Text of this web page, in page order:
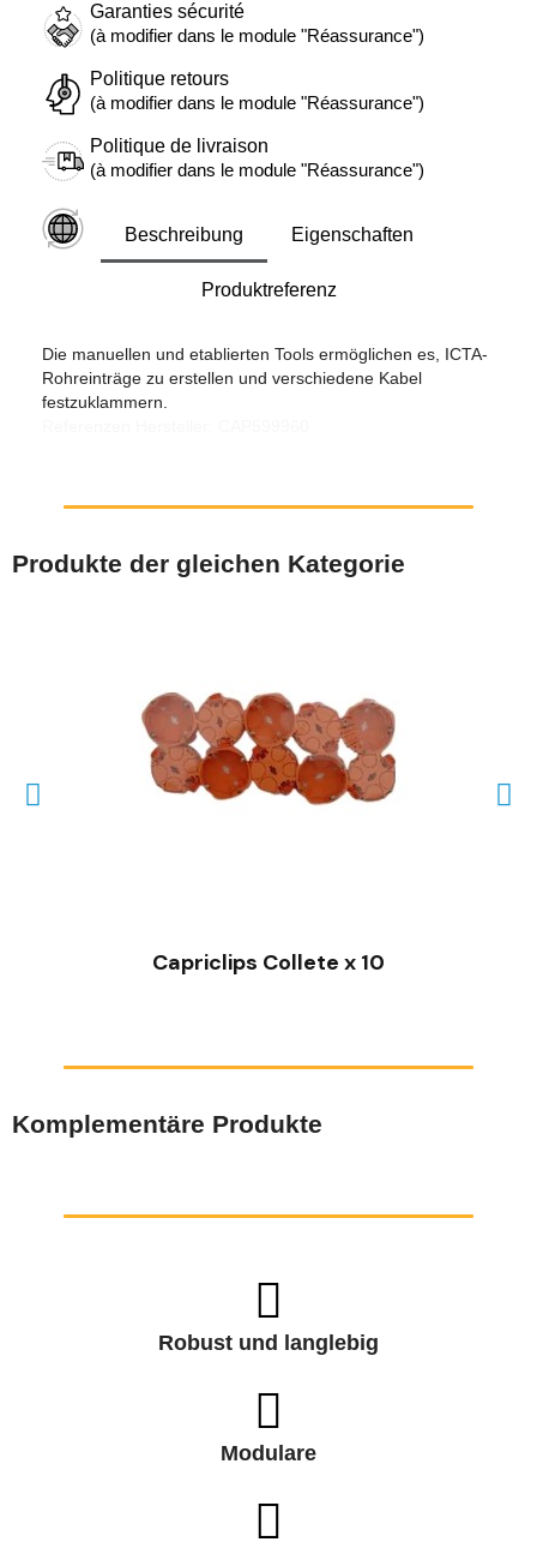
Garanties sécurité
(à modifier dans le module "Réassurance")
Politique retours
(à modifier dans le module "Réassurance")
Politique de livraison
(à modifier dans le module "Réassurance")
Beschreibung Eigenschaften
Produktreferenz
Die manuellen und etablierten Tools ermöglichen es, ICTA-
Rohreinträge zu erstellen und verschiedene Kabel
festzuklammern.
Produkte der gleichen Kategorie
Capriclips Collete x 10
Komplementäre Produkte
Robust und langlebig
Modulare